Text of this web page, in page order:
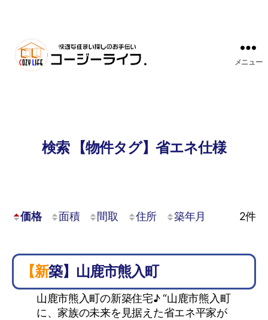
メニュー
検索 【物件タグ】省エネ仕様
価格 面積 間取 住所 築年月 2件
【新築】山鹿市熊入町
山鹿市熊入町の新築住宅♪ “山鹿市熊入町
に、家族の未来を見据えた省エネ平家が